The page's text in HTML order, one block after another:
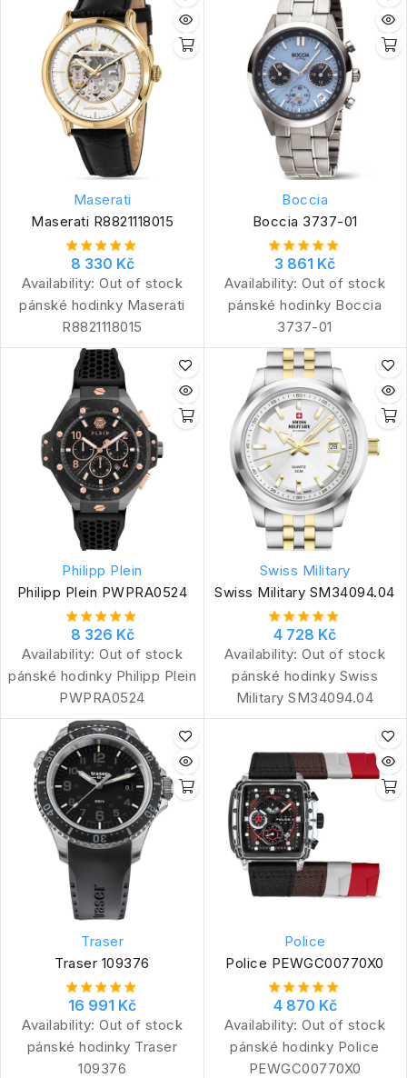
Maserati
Maserati R8821118015
8 330 Kč
Availability: Out of stock
pánské hodinky Maserati
R8821118015
Boccia
Boccia 3737-01
3 861 Kč
Availability: Out of stock
pánské hodinky Boccia
3737-01
Philipp Plein
Philipp Plein PWPRA0524
8 326 Kč
Availability: Out of stock
pánské hodinky Philipp Plein
PWPRA0524
Swiss Military
Swiss Military SM34094.04
4 728 Kč
Availability: Out of stock
pánské hodinky Swiss
Military SM34094.04
Traser
Traser 109376
16 991 Kč
Availability: Out of stock
pánské hodinky Traser
109376
Police
Police PEWGC00770X0
4 870 Kč
Availability: Out of stock
pánské hodinky Police
PEWGC00770X0